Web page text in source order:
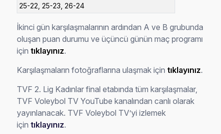
25-22, 25-23, 26-24
İkinci gün karşılaşmalarının ardından A ve B grubunda
oluşan puan durumu ve üçüncü günün maç programı
içintıklayınız.
Karşılaşmaların fotoğraflarına ulaşmak içintıklayınız.
TVF 2. Lig Kadınlar final etabında tüm karşılaşmalar,
TVF Voleybol TV YouTube kanalından canlı olarak
yayınlanacak. TVF Voleybol TV’yi izlemek
içintıklayınız.